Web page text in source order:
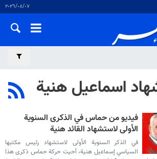
٠٧‏/٠٨‏/٢٠٢٦
اسماعيل هنية
فيديو من حماس في الذكرى السنوية
الأولى لاستشهاد القائد هنية
في الذكر السنوية الأولى لاستشهاد رئيس مكتبها
السياسي إسماعيل هنية، أحيت حركة حماس ذكرى هذا